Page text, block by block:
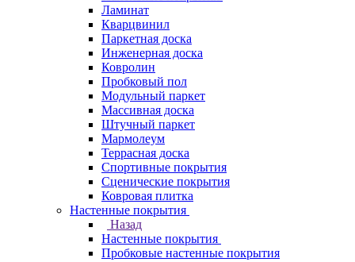
Ламинат
Кварцвинил
Паркетная доска
Инженерная доска
Ковролин
Пробковый пол
Модульный паркет
Массивная доска
Штучный паркет
Мармолеум
Террасная доска
Спортивные покрытия
Сценические покрытия
Ковровая плитка
Настенные покрытия
Назад
Настенные покрытия
Пробковые настенные покрытия